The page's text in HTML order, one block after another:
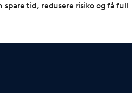
spare tid, redusere risiko og få full